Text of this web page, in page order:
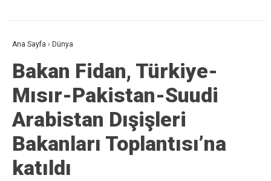
Ana Sayfa › Dünya
Bakan Fidan, Türkiye-
Mısır-Pakistan-Suudi
Arabistan Dışişleri
Bakanları Toplantısı’na
katıldı